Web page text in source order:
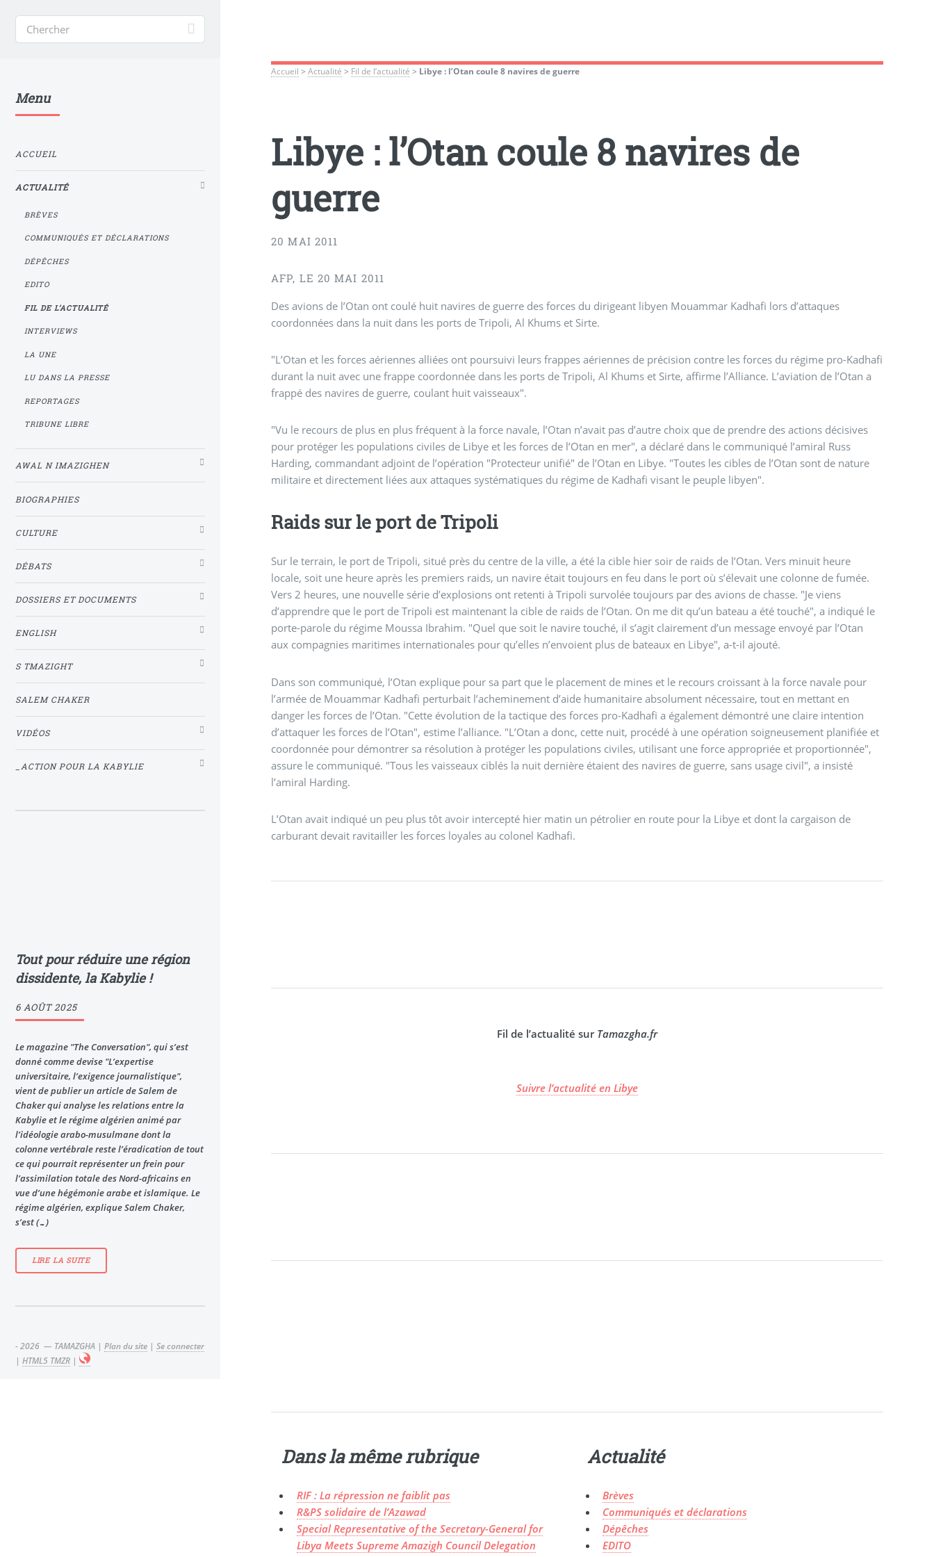
Accueil >Actualité > Fil de l’actualité > Libye : l’Otan coule 8 navires de guerre
Libye : l’Otan coule 8 navires de
guerre
20 MAI 2011
AFP, LE 20 MAI 2011
Des avions de l’Otan ont coulé huit navires de guerre des forces du dirigeant libyen Mouammar Kadhafi lors d’attaques
coordonnées dans la nuit dans les ports de Tripoli, Al Khums et Sirte.
"L’Otan et les forces aériennes alliées ont poursuivi leurs frappes aériennes de précision contre les forces du régime pro-Kadhafi
durant la nuit avec une frappe coordonnée dans les ports de Tripoli, Al Khums et Sirte, affirme l’Alliance. L’aviation de l’Otan a
frappé des navires de guerre, coulant huit vaisseaux".
"Vu le recours de plus en plus fréquent à la force navale, l’Otan n’avait pas d’autre choix que de prendre des actions décisives
pour protéger les populations civiles de Libye et les forces de l’Otan en mer", a déclaré dans le communiqué l’amiral Russ
Harding, commandant adjoint de l’opération "Protecteur unifié" de l’Otan en Libye. "Toutes les cibles de l’Otan sont de nature
militaire et directement liées aux attaques systématiques du régime de Kadhafi visant le peuple libyen".
Raids sur le port de Tripoli
Sur le terrain, le port de Tripoli, situé près du centre de la ville, a été la cible hier soir de raids de l’Otan. Vers minuit heure
locale, soit une heure après les premiers raids, un navire était toujours en feu dans le port où s’élevait une colonne de fumée.
Vers 2 heures, une nouvelle série d’explosions ont retenti à Tripoli survolée toujours par des avions de chasse. "Je viens
d’apprendre que le port de Tripoli est maintenant la cible de raids de l’Otan. On me dit qu’un bateau a été touché", a indiqué le
porte-parole du régime Moussa Ibrahim. "Quel que soit le navire touché, il s’agit clairement d’un message envoyé par l’Otan
aux compagnies maritimes internationales pour qu’elles n’envoient plus de bateaux en Libye", a-t-il ajouté.
Dans son communiqué, l’Otan explique pour sa part que le placement de mines et le recours croissant à la force navale pour
l’armée de Mouammar Kadhafi perturbait l’acheminement d’aide humanitaire absolument nécessaire, tout en mettant en
danger les forces de l’Otan. "Cette évolution de la tactique des forces pro-Kadhafi a également démontré une claire intention
d’attaquer les forces de l’Otan", estime l’alliance. "L’Otan a donc, cette nuit, procédé à une opération soigneusement planifiée et
coordonnée pour démontrer sa résolution à protéger les populations civiles, utilisant une force appropriée et proportionnée",
assure le communiqué. "Tous les vaisseaux ciblés la nuit dernière étaient des navires de guerre, sans usage civil", a insisté
l’amiral Harding.
L’Otan avait indiqué un peu plus tôt avoir intercepté hier matin un pétrolier en route pour la Libye et dont la cargaison de
carburant devait ravitailler les forces loyales au colonel Kadhafi.
Fil de l’actualité sur Tamazgha.fr
Suivre l’actualité en Libye
Dans la même rubrique
RIF : La répression ne faiblit pas
R&PS solidaire de l’Azawad
Special Representative of the Secretary-General for
Libya Meets Supreme Amazigh Council Delegation
Actualité
Brèves
Communiqués et déclarations
Dépêches
EDITO
Menu
ACCUEIL
ACTUALITÉ
BRÈVES
COMMUNIQUÉS ET DÉCLARATIONS
DÉPÊCHES
EDITO
FIL DE L’ACTUALITÉ
INTERVIEWS
LA UNE
LU DANS LA PRESSE
REPORTAGES
TRIBUNE LIBRE
AWAL N IMAZIGHEN
BIOGRAPHIES
CULTURE
DÉBATS
DOSSIERS ET DOCUMENTS
ENGLISH
S TMAZIGHT
SALEM CHAKER
VIDÉOS
_ACTION POUR LA KABYLIE
Tout pour réduire une région
dissidente, la Kabylie !
6 AOÛT 2025
Le magazine "The Conversation", qui s’est
donné comme devise "L’expertise
universitaire, l’exigence journalistique",
vient de publier un article de Salem de
Chaker qui analyse les relations entre la
Kabylie et le régime algérien animé par
l’idéologie arabo-musulmane dont la
colonne vertébrale reste l’éradication de tout
ce qui pourrait représenter un frein pour
l’assimilation totale des Nord-africains en
vue d’une hégémonie arabe et islamique. Le
régime algérien, explique Salem Chaker,
s’est (…)
LIRE LA SUITE
- 2026 — TAMAZGHA | Plan du site | Se connecter
| HTML5 TMZR |